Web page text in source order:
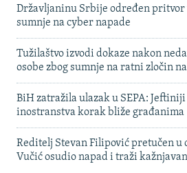
Državljaninu Srbije određen pritvor
sumnje na cyber napade
Tužilaštvo izvodi dokaze nakon
osobe zbog sumnje na ratni zločin
BiH zatražila ulazak u SEPA:
inostranstva korak bliže građanima
Reditelj Stevan Filipović pretučen u
Vučić osudio napad i traži